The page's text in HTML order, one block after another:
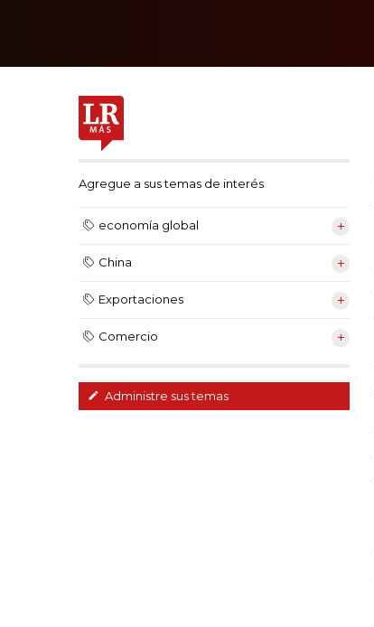
Agregue a sus temas de interés
economía global
China
Exportaciones
Comercio
Administre sus temas